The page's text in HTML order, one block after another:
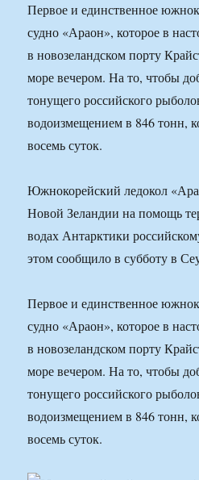
Первое и единственное
судно «Араон», которое в
в новозеландском порту
море вечером. На то, чтобы
тонущего российского
водоизмещением в 846 тонн,
восемь суток.
Южнокорейский ледокол
Новой Зеландии на помощь
водах Антарктики
этом сообщило в субботу в
Первое и единственное
судно «Араон», которое в
в новозеландском порту
море вечером. На то, чтобы
тонущего российского
водоизмещением в 846 тонн,
восемь суток.